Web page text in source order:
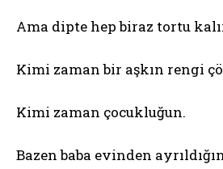
Ama dipte hep biraz tortu
Kimi zaman bir aşkın rengi
Kimi zaman çocukluğun.
Bazen baba evinden